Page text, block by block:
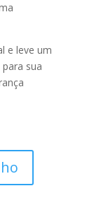
e leve um
sua